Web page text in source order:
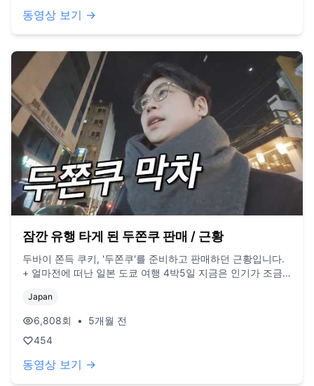
동영상 보기 →
잠깐 유행 타게 된 두쫀쿠 판매 / 근황
두바이 쫀득 쿠키, '두쫀쿠'를 준비하고 판매하던 근황입니다.
+ 얼마전에 떠난 일본 도쿄 여행 4박5일 지금은 인기가 조금
떨하면서도 감사해하던 기억이 남아있네요. 출장을 다녀온 여
자친구와 장사를 마친 저 둘 다 지쳤었는데, 문득 얼마 전 다녀
온 일본 여행에서의 힐링이 생각 나서 생애 처음으로 오마카세
도 다녀와봤습니다. [정보] - BGM : Suno - 식당: 오사이 오마
두바이초콜릿쿠키 #오마카세추천
Japan
6,808회 •
5개월 전
454
동영상 보기 →